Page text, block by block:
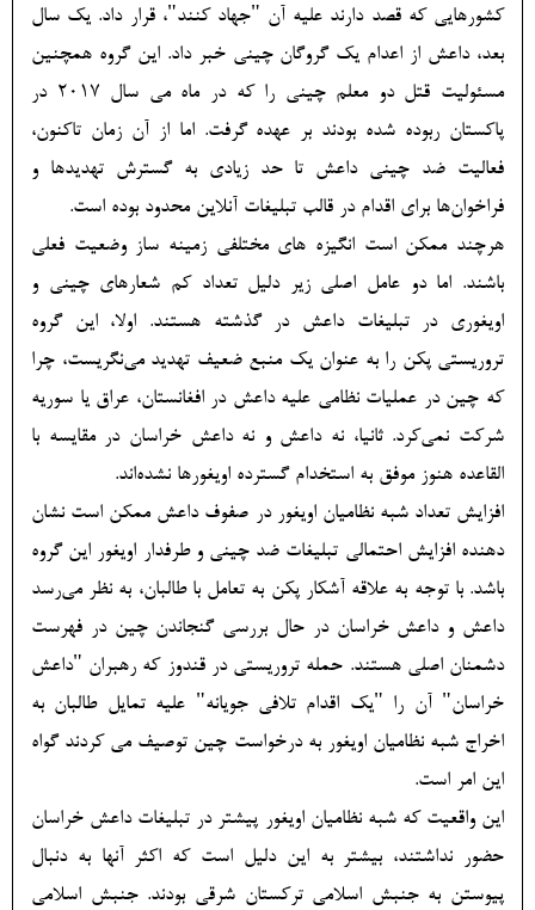
کشورهایی که قصد دارند علیه آن "جهاد کنند"، قرار داد. یک سال
بعد، داعش از اعدام یک گروگان چینی خبر داد. این گروه همچنین
مسئولیت قتل دو معلم چینی را که در ماه می سال 2017 در
پاکستان ربوده شده بودند بر عهده گرفت. اما از آن زمان تاکنون،
فعالیت‌ ضد چینی داعش تا حد زیادی به گسترش تهدیدها و
فراخوان‌ها برای اقدام در قالب تبلیغات آنلاین محدود بوده است.
هرچند ممکن است انگیزه های مختلفی زمینه ساز وضعیت فعلی
باشند. اما دو عامل اصلی زیر دلیل تعداد کم شعارهای چینی و
اویغوری در تبلیغات داعش در گذشته هستند. اولا، این گروه
تروریستی پکن را به عنوان یک منبع ضعیف تهدید می‌نگریست، چرا
که چین در عملیات نظامی علیه داعش در افغانستان، عراق یا سوریه
شرکت نمی‌کرد. ثانیا، نه داعش و نه داعش خراسان در مقایسه با
القاعده هنوز موفق به استخدام گسترده اویغورها نشده‌اند.
افزایش تعداد شبه نظامیان اویغور در صفوف داعش ممکن است نشان
دهنده افزایش احتمالی تبلیغات ضد چینی و طرفدار اویغور این گروه
باشد. با توجه به علاقه آشکار پکن به تعامل با طالبان، به نظر می‌رسد
داعش و داعش خراسان در حال بررسی گنجاندن چین در فهرست
دشمنان اصلی هستند. حمله تروریستی در قندوز که رهبران "داعش
خراسان" آن را "یک اقدام تلافی جویانه" علیه تمایل طالبان به
اخراج شبه نظامیان اویغور به درخواست چین توصیف می کردند گواه
این امر است.
این واقعیت که شبه نظامیان اویغور پیشتر در تبلیغات داعش خراسان
حضور نداشتند، بیشتر به این دلیل است که اکثر آنها به دنبال
پیوستن به جنبش اسلامی ترکستان شرقی بودند. جنبش اسلامی